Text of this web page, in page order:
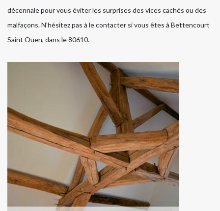
décennale pour vous éviter les surprises des vices cachés ou des
malfaçons. N’hésitez pas à le contacter si vous êtes à Bettencourt
Saint Ouen, dans le 80610.